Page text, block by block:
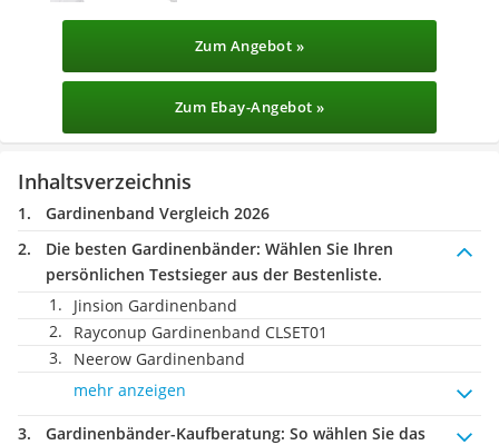
Zum Angebot »
Zum Ebay-Angebot »
Inhaltsverzeichnis
Gardinenband Vergleich 2026
Die besten Gardinenbänder: Wählen Sie Ihren
persönlichen Testsieger aus der Bestenliste.
Jinsion Gardinenband
Rayconup Gardinenband CLSET01
Neerow Gardinenband
mehr anzeigen
Gardinenbänder-Kaufberatung: So wählen Sie das